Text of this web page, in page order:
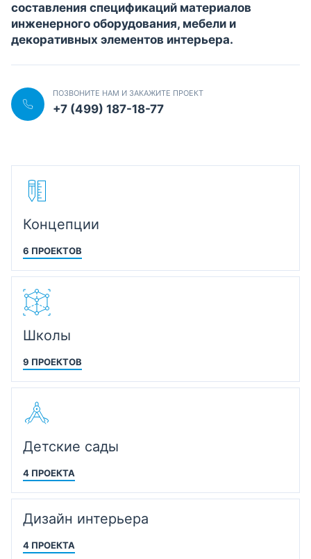
составления спецификаций материалов
инженерного оборудования, мебели и
декоративных элементов интерьера.
ПОЗВОНИТЕ НАМ И ЗАКАЖИТЕ ПРОЕКТ
+7 (499) 187-18-77
Концепции
6 ПРОЕКТОВ
Школы
9 ПРОЕКТОВ
Детские сады
4 ПРОЕКТА
Дизайн интерьера
4 ПРОЕКТА